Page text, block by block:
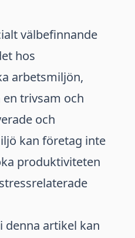
välbefinnande
hos
arbetsmiljön,
trivsam och
och
kan företag inte
produktiviteten
denna artikel kan